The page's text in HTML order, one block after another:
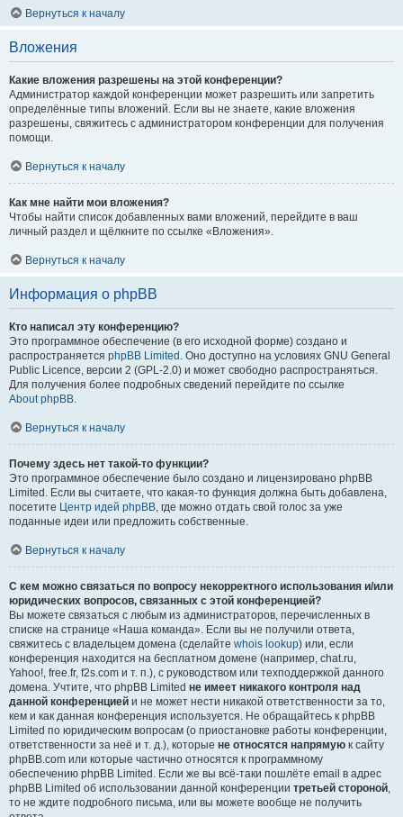
Вернуться к началу
Вложения
Какие вложения разрешены на этой конференции?
Администратор каждой конференции может разрешить или запретить
определённые типы вложений. Если вы не знаете, какие вложения
разрешены, свяжитесь с администратором конференции для получения
помощи.
Вернуться к началу
Как мне найти мои вложения?
Чтобы найти список добавленных вами вложений, перейдите в ваш
личный раздел и щёлкните по ссылке «Вложения».
Вернуться к началу
Информация о phpBB
Кто написал эту конференцию?
Это программное обеспечение (в его исходной форме) создано и
распространяется phpBB Limited . Оно доступно на условиях GNU General
Public Licence, версии 2 (GPL-2.0) и может свободно распространяться.
Для получения более подробных сведений перейдите по ссылке
About phpBB.
Вернуться к началу
Почему здесь нет такой-то функции?
Это программное обеспечение было создано и лицензировано phpBB
Limited. Если вы считаете, что какая-то функция должна быть добавлена,
посетите Центр идей phpBB, где можно отдать свой голос за уже
поданные идеи или предложить собственные.
Вернуться к началу
С кем можно связаться по вопросу некорректного использования и/или
юридических вопросов, связанных с этой конференцией?
Вы можете связаться с любым из администраторов, перечисленных в
списке на странице «Наша команда». Если вы не получили ответа,
свяжитесь с владельцем домена (сделайте whois lookup) или, если
конференция находится на бесплатном домене (например, chat.ru,
Yahoo!, free.fr, f2s.com и т. п.), с руководством или техподдержкой данного
домена. Учтите, что phpBB Limited не имеет никакого контроля над
данной конференцией и не может нести никакой ответственности за то,
кем и как данная конференция используется. Не обращайтесь к phpBB
Limited по юридическим вопросам (о приостановке работы конференции,
ответственности за неё и т. д.), которые не относятся напрямую к сайту
phpBB.com или которые частично относятся к программному
обеспечению phpBB Limited. Если же вы всё-таки пошлёте email в адрес
phpBB Limited об использовании данной конференции третьей стороной,
то не ждите подробного письма, или вы можете вообще не получить